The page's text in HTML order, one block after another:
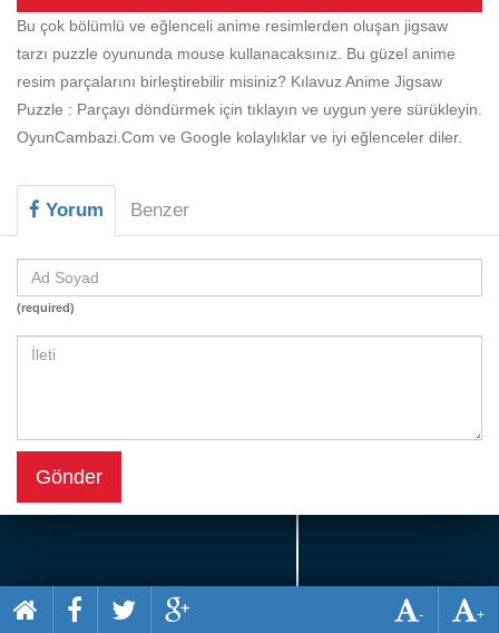
Silah
Basketbol
Motor
Beceri
Komik
Mario
Savaş
Spor
Hesaplamalar
Oyun
Eğitim Haberleri
Bu çok bölümlü ve eğlenceli anime resimlerden oluşan jigsaw
tarzı puzzle oyununda mouse kullanacaksınız. Bu güzel anime
resim parçalarını birleştirebilir misiniz? Kılavuz Anime Jigsaw
Puzzle : Parçayı döndürmek için tıklayın ve uygun yere sürükleyin.
OyunCambazi.Com ve Google kolaylıklar ve iyi eğlenceler diler.
Yorum Benzer
(required)
Gönder
+
-